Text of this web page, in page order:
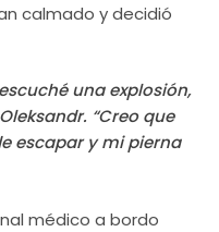
calmado y decidió
una explosión,
“Creo que
escapar y mi pierna
médico a bordo